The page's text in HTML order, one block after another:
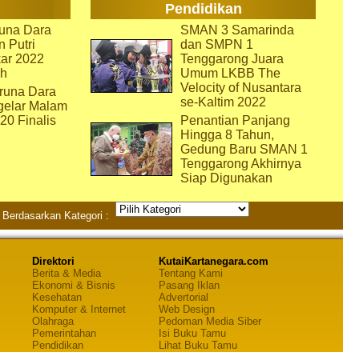
Pendidikan
Dara
Putri
2022
Dara
Malam
Finalis
SMAN 3 Samarinda
dan SMPN 1
Tenggarong Juara
Umum LKBB The
Velocity of Nusantara
se-Kaltim 2022
Penantian Panjang
Hingga 8 Tahun,
Gedung Baru SMAN 1
Tenggarong Akhirnya
Siap Digunakan
Kategori :
Direktori
Berita & Media
Ekonomi & Bisnis
Kesehatan
Komputer & Internet
Olahraga
Pemerintahan
Pendidikan
KutaiKartanegara.com
Tentang Kami
Pasang Iklan
Advertorial
Web Design
Pedoman Media Siber
Isi Buku Tamu
Lihat Buku Tamu